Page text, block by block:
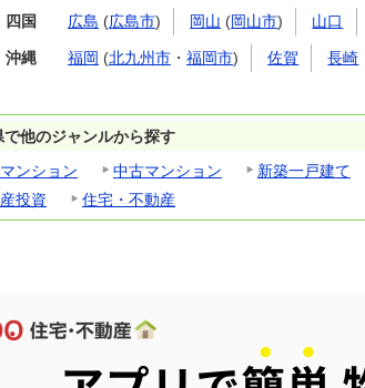
四国 広島 (広島市) 岡山 (岡山市) 山口
沖縄 福岡 (北九州市 ・ 福岡市) 佐賀 長崎
で他のジャンルから探す
ンション
中古マンション 新築一戸建て
投資
住宅・不動産